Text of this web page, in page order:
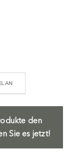
AN
den
Sie es jetzt!